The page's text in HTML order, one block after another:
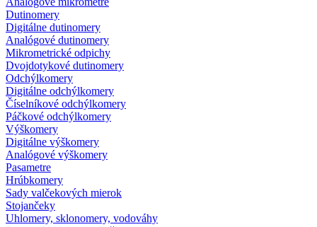
Dutinomery
Digitálne dutinomery
Analógové dutinomery
Mikrometrické odpichy
Dvojdotykové dutinomery
Odchýlkomery
Digitálne odchýlkomery
Číselníkové odchýlkomery
Páčkové odchýlkomery
Výškomery
Digitálne výškomery
Analógové výškomery
Pasametre
Hrúbkomery
Sady valčekových mierok
Stojančeky
Uhlomery, sklonomery, vodováhy